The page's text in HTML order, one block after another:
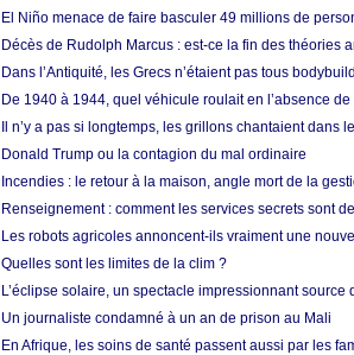
El Niño menace de faire basculer 49 millions de
Décès de Rudolph Marcus : est-ce la fin des théories
Dans l’Antiquité, les Grecs n’étaient pas tous
De 1940 à 1944, quel véhicule roulait en l’absence
Il n’y a pas si longtemps, les grillons chantaient dans
Donald Trump ou la contagion du mal ordinaire
Incendies : le retour à la maison, angle mort de la
Renseignement : comment les services secrets sont
Les robots agricoles annoncent-ils vraiment une
Quelles sont les limites de la clim ?
L’éclipse solaire, un spectacle impressionnant
Un journaliste condamné à un an de prison au Mali
En Afrique, les soins de santé passent aussi par les